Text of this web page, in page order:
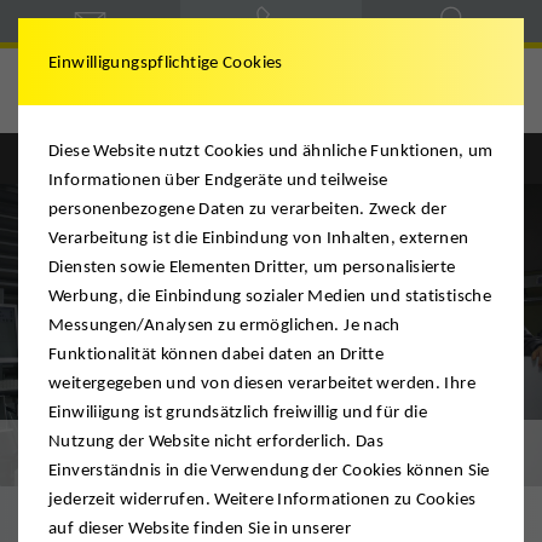
Spezialtransporte
Einwilligungspflichtige Cookies
Diese Website nutzt Cookies und ähnliche Funktionen, um
Informationen über Endgeräte und teilweise
personenbezogene Daten zu verarbeiten. Zweck der
Verarbeitung ist die Einbindung von Inhalten, externen
Diensten sowie Elementen Dritter, um personalisierte
Werbung, die Einbindung sozialer Medien und statistische
Messungen/Analysen zu ermöglichen. Je nach
Funktionalität können dabei daten an Dritte
weitergegeben und von diesen verarbeitet werden. Ihre
Einwiliigung ist grundsätzlich freiwillig und für die
Nutzung der Website nicht erforderlich. Das
Einverständnis in die Verwendung der Cookies können Sie
jederzeit widerrufen. Weitere Informationen zu Cookies
auf dieser Website finden Sie in unserer